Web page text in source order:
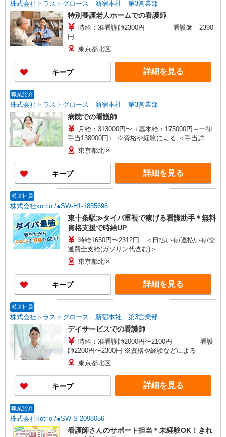
株式会社トラストグロース 新宿本社 第3営業部
特別養護老人ホームでの看護師
時給：准看護師2300円 看護師 2390
円
東京都北区
キープ 詳細を見る
職業紹介
株式会社トラストグロース 新宿本社 第3営業部
病院での看護師
月給：313000円〜（基本給：175000円＋一律
手当138000円） ※資格や経験による ＜手当詳細
＞ ＊加給手当：30,000円〜80,000円 ＊夜勤手当：
14,000円/回 （夜勤は月4回程度） ＊皆勤手当：
6,000円 ＊精勤手当：6,000円 ＊資格手当：准看護
師20,000円/看護師30,000円 ＊調整手当：20,000
円〜50,000円
東京都北区
キープ 詳細を見る
派遣社員
株式会社kotrio /●SW-H1-1855696
東十条駅≫タイパ重視で稼げる看護助手＊無料
資格支援で時給UP
時給1650円〜2312円 ＜日払い有/週払い有/交
通費全支給(ガソリン代含む)＞
東京都北区
キープ 詳細を見る
派遣社員
株式会社トラストグロース 新宿本社 第3営業部
デイサービスでの看護師
時給：准看護師2000円〜2100円 看護
師2200円〜2300円 ※資格や経験などによる
東京都北区
キープ 詳細を見る
職業紹介
株式会社kotrio /●SW-S-2098056
看護師さんのサポート担当＊未経験OK！きれ